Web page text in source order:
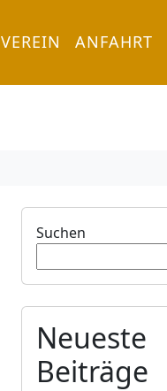
VEREIN ANFAHRT
Suchen
Neueste
Beiträge